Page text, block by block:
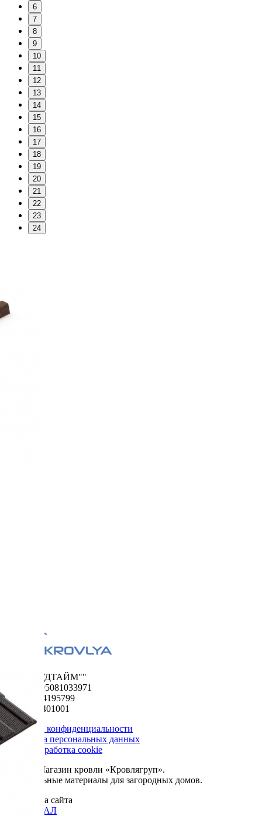
6
7
8
9
10
11
12
13
14
15
16
17
18
19
20
21
22
23
24
ООО "ФУДТАЙМ""
ОГРН 1195081033971
ИНН 5024195799
КПП 502401001
Политика конфиденциальности
Обработка персональных данных
Сбор и обработка cookie
© 2026. Магазин кровли «Кровлягруп».
Строительные материалы для загородных домов.
Разработка сайта
ОРИГИНАЛ